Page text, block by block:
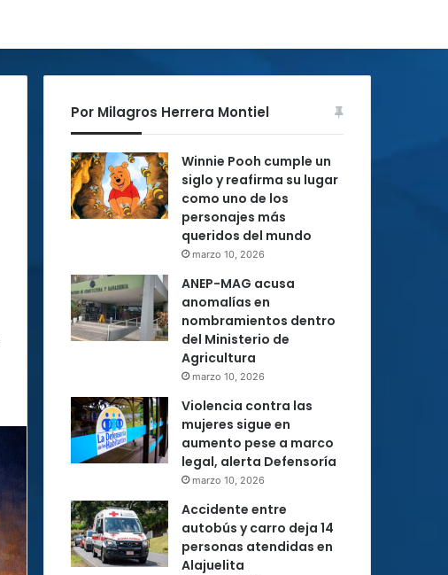
Por Milagros Herrera Montiel
Winnie Pooh cumple un
siglo y reafirma su lugar
como uno de los
personajes más
queridos del mundo
marzo 10, 2026
ANEP-MAG acusa
anomalías en
nombramientos dentro
del Ministerio de
Agricultura
marzo 10, 2026
Violencia contra las
mujeres sigue en
aumento pese a marco
legal, alerta Defensoría
marzo 10, 2026
Accidente entre
autobús y carro deja 14
personas atendidas en
Alajuelita